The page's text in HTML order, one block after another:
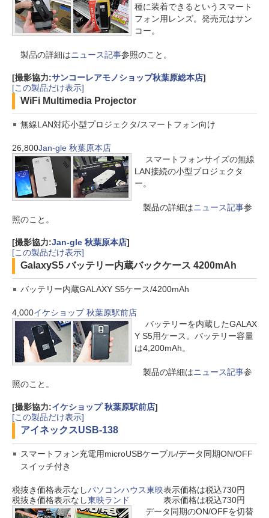
種に装着できるというスマート
フォン用レンズ。発売元はサン
コー。
製品の詳細はニュース記事参照のこと。
[撮影協力:サンコーレアモノショップ秋葉原総本店]
[この製品だけ表示]
WiFi Multimedia Projector
無線LAN対応小型プロジェクタ/スマートフォン向け
26,800Jan-gle 秋葉原本店
スマートフォンサイズの無線
LAN接続の小型プロジェクタ
ー。
製品の詳細はニュース記事参
照のこと。
[撮影協力:Jan-gle 秋葉原本店]
[この製品だけ表示]
GalaxyS5 バッテリー内蔵バックケース 4200mAh
バッテリー内蔵GALAXY S5ケース/4200mAh
4,000イケショップ 秋葉原駅前店
バッテリーを内蔵したGALAX
Y S5用ケース。バッテリー容量
は4,200mAh。
製品の詳細はニュース記事参
照のこと。
[撮影協力:イケショップ 秋葉原駅前店]
[この製品だけ表示]
アイネックスUSB-138
スマートフォン充電用microUSBケーブル/データ同期ON/OFF
スイッチ付き
税抜き価格表示なしパソコンハウス東映表示価格は税込730円
税抜き価格表示なし東映ランド
表示価格は税込730円
データ同期のON/OFFを切替